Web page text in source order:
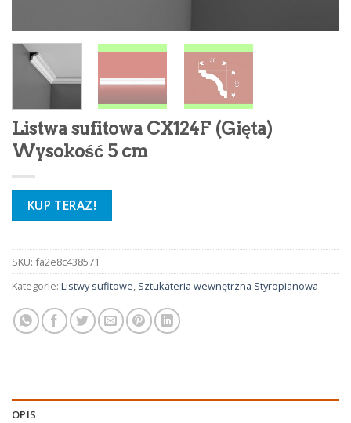
Listwa sufitowa CX124F (Gięta)
Wysokość 5 cm
KUP TERAZ!
SKU: fa2e8c438571
Kategorie: Listwy sufitowe, Sztukateria wewnętrzna Styropianowa
OPIS